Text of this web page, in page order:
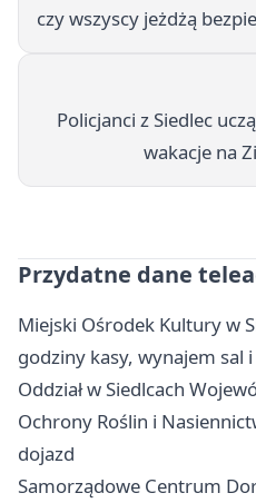
czy wszyscy jeżdżą
Policjanci z Siedlec
wakacje na
Przydatne dane
Miejski Ośrodek Kultury w
godziny kasy, wynajem sal i
Oddział w Siedlcach
Ochrony Roślin i
dojazd
Samorządowe Centrum